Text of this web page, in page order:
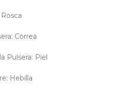
Correa
Pulsera: Piel
Hebilla